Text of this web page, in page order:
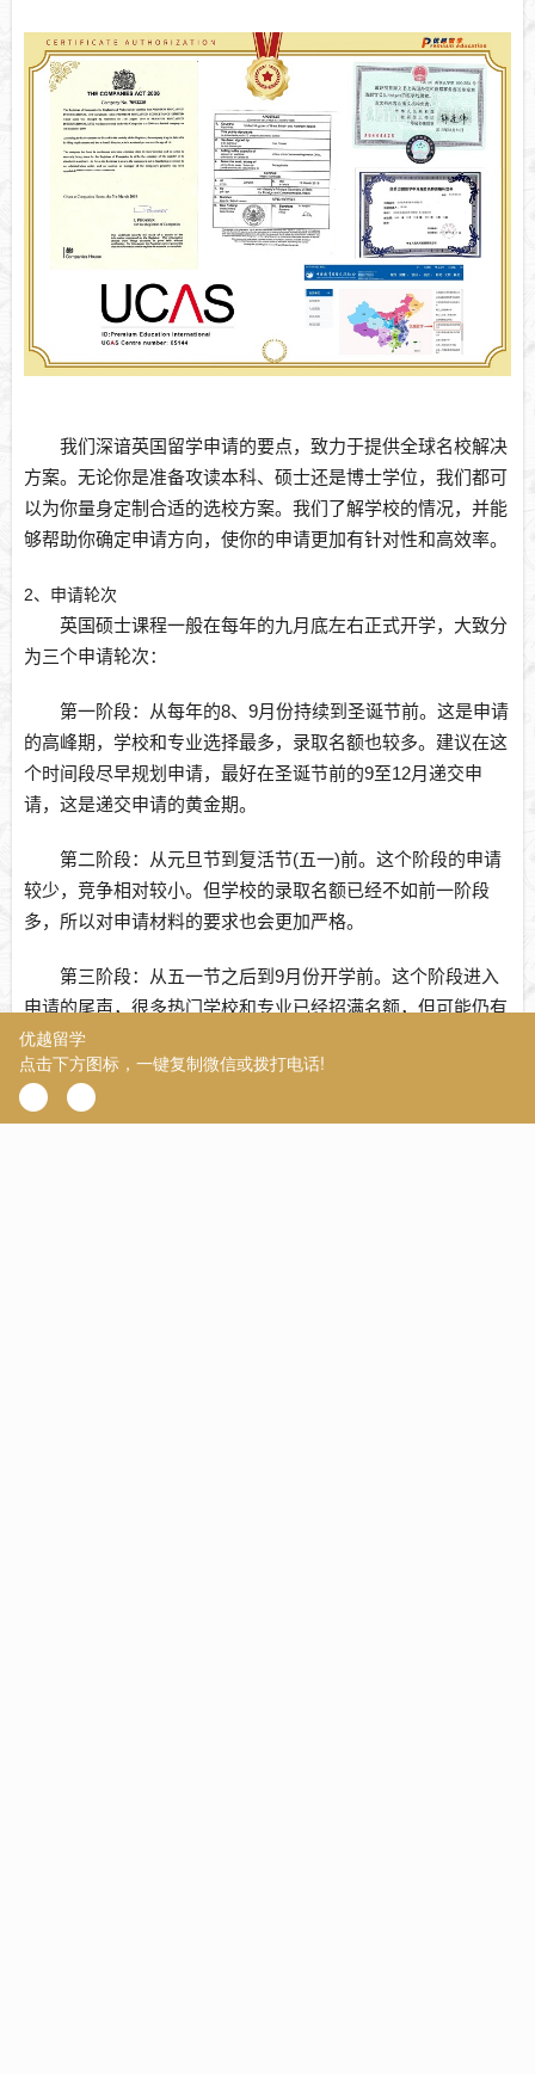
我们深谙英国留学申请的要点，致力于提供全球名校解决
方案。无论你是准备攻读本科、硕士还是博士学位，我们都可
以为你量身定制合适的选校方案。我们了解学校的情况，并能
够帮助你确定申请方向，使你的申请更加有针对性和高效率。
2、申请轮次
英国硕士课程一般在每年的九月底左右正式开学，大致分
为三个申请轮次：
第一阶段：
从每年的8、9月份持续到圣诞节前。这是申请
的高峰期，学校和专业选择最多，录取名额也较多。建议在这
个时间段尽早规划申请，最好在圣诞节前的9至12月递交申
请，这是递交申请的黄金期。
第二阶段：
从元旦节到复活节(五一)前。这个阶段的申请
较少，竞争相对较小。但学校的录取名额已经不如前一阶段
多，所以对申请材料的要求也会更加严格。
第三阶段：
从五一节之后到9月份开学前。这个阶段进入
申请的尾声，很多热门学校和专业已经招满名额，但可能仍有
一些冷门专业尚未招满学生。因此，此阶段可能有“捡漏”机
会，学校可能会降低录取标准以招收足够的学生。
一般来说，第一轮申请拿到offer的几率较高，随着申请轮